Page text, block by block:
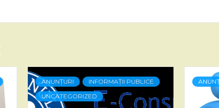
ANUNȚURI
INFORMAȚII PUBLICE
UNCATEGORIZED